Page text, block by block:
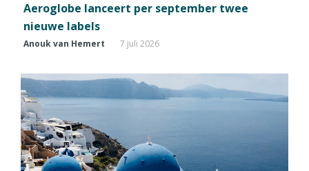
Aeroglobe lanceert per september twee
nieuwe labels
Anouk van Hemert 7 juli 2026